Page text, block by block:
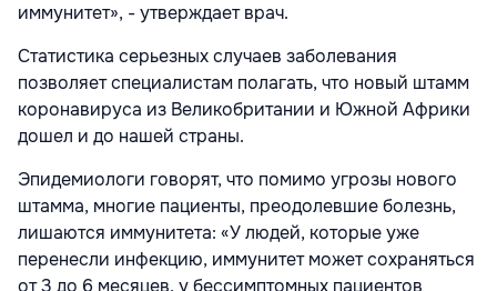
иммунитет», - утверждает врач.
Статистика серьезных случаев заболевания
позволяет специалистам полагать, что новый штамм
коронавируса из Великобритании и Южной Африки
дошел и до нашей страны.
Эпидемиологи говорят, что помимо угрозы нового
штамма, многие пациенты, преодолевшие болезнь,
лишаются иммунитета: «У людей, которые уже
перенесли инфекцию, иммунитет может сохраняться